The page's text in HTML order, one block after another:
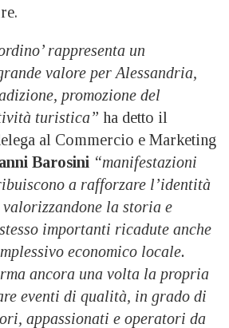
rappresenta un
valore per Alessandria,
promozione del
turistica” ha detto il
al Commercio e Marketing
Barosini “manifestazioni
a rafforzare l’identità
la storia e
importanti ricadute anche
economico locale.
ancora una volta la propria
eventi di qualità, in grado di
appassionati e operatori da